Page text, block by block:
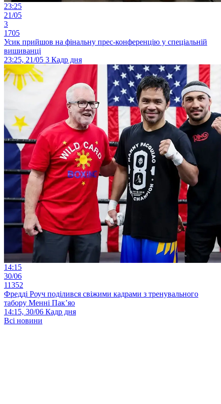
23:25
21/05
3
1705
Усик прийшов на фінальну прес-конференцію у спеціальній
вишиванці
23:25, 21/05 3 Кадр дня
14:15
30/06
11352
Фредді Роуч поділився свіжими кадрами з тренувального
табору Менні Пак’яо
14:15, 30/06 Кадр дня
Всі новини